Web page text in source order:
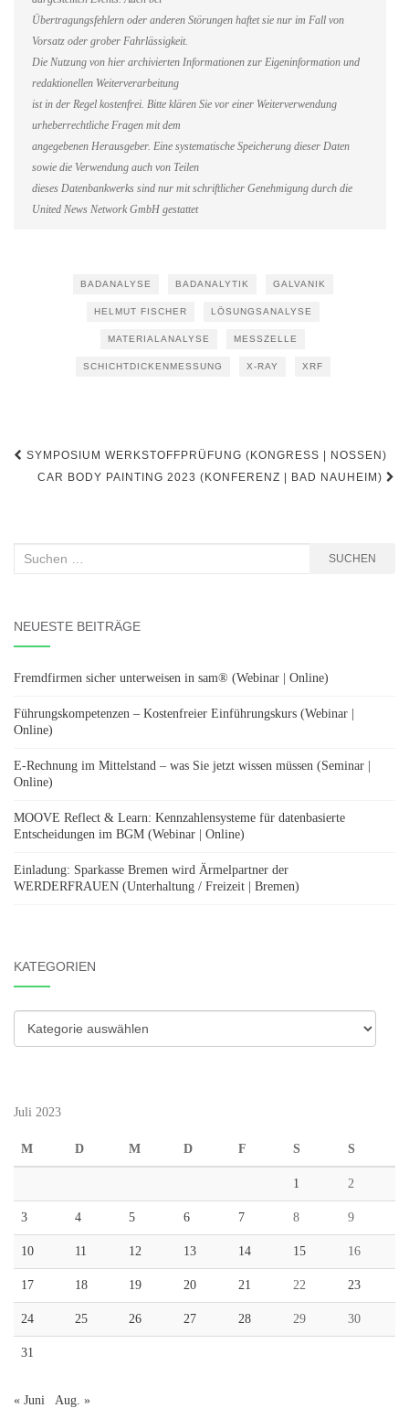
Übertragungsfehlern oder anderen Störungen haftet sie nur im Fall von
Vorsatz oder grober Fahrlässigkeit.
Die Nutzung von hier archivierten Informationen zur Eigeninformation und
redaktionellen Weiterverarbeitung
ist in der Regel kostenfrei. Bitte klären Sie vor einer Weiterverwendung
urheberrechtliche Fragen mit dem
angegebenen Herausgeber. Eine systematische Speicherung dieser Daten
sowie die Verwendung auch von Teilen
dieses Datenbankwerks sind nur mit schriftlicher Genehmigung durch die
United News Network GmbH gestattet
BADANALYSE BADANALYTIK GALVANIK
HELMUT FISCHER LÖSUNGSANALYSE
MATERIALANALYSE MESSZELLE
SCHICHTDICKENMESSUNG X-RAY XRF
Beitragsnavigation
SYMPOSIUM WERKSTOFFPRÜFUNG (KONGRESS | NOSSEN)
CAR BODY PAINTING 2023 (KONFERENZ | BAD NAUHEIM)
Suchen
SUCHEN
NEUESTE BEITRÄGE
Fremdfirmen sicher unterweisen in sam® (Webinar | Online)
Führungskompetenzen – Kostenfreier Einführungskurs (Webinar |
Online)
E-Rechnung im Mittelstand – was Sie jetzt wissen müssen (Seminar |
Online)
MOOVE Reflect & Learn: Kennzahlensysteme für datenbasierte
Entscheidungen im BGM (Webinar | Online)
Einladung: Sparkasse Bremen wird Ärmelpartner der
WERDERFRAUEN (Unterhaltung / Freizeit | Bremen)
KATEGORIEN
Kategorien
Juli 2023
M D M D F S S
1 2
3 4 5 6 7 8 9
10 11 12 13 14 15 16
17 18 19 20 21 22 23
24 25 26 27 28 29 30
31
« Juni Aug. »